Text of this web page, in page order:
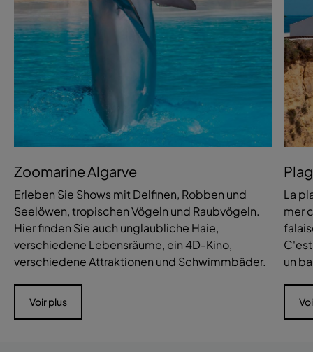
Zoomarine Algarve
Erleben Sie Shows mit Delfinen, Robben und
Seelöwen, tropischen Vögeln und Raubvögeln.
Hier finden Sie auch unglaubliche Haie,
verschiedene Lebensräume, ein 4D-Kino,
verschiedene Attraktionen und Schwimmbäder.
Voir plus
La
mer
un